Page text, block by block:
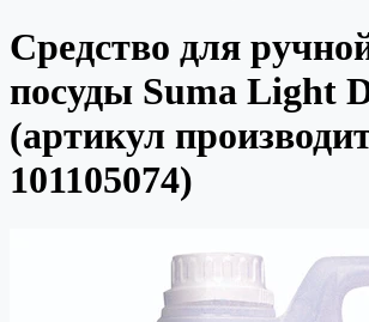
Средство для
посуды Suma Light
(артикул
101105074)